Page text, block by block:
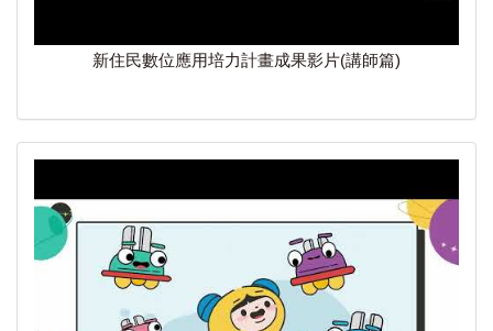
新住民數位應用培力計畫成果影片(講師篇)